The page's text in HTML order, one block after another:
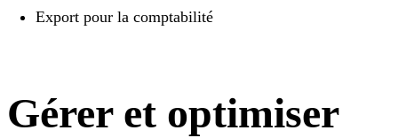
Export pour la comptabilité
Gérer et optimiser